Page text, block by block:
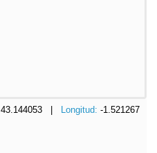
43.144053 | Longitud: -1.521267